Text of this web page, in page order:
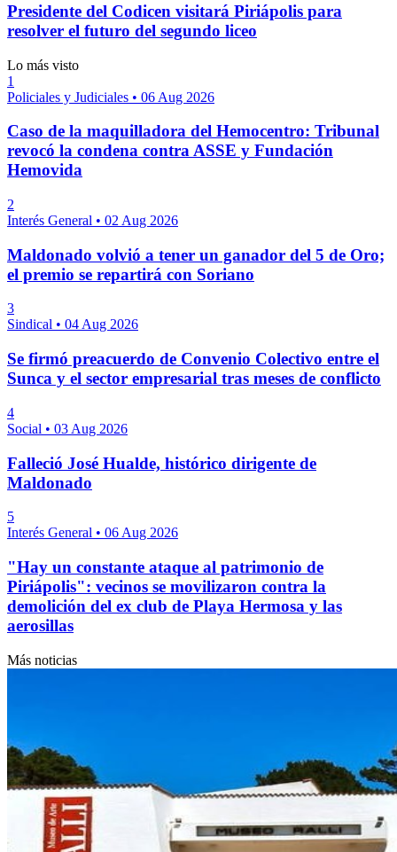
Presidente del Codicen visitará Piriápolis para
resolver el futuro del segundo liceo
Lo más visto
1
Policiales y Judiciales • 06 Aug 2026
Caso de la maquilladora del Hemocentro: Tribunal
revocó la condena contra ASSE y Fundación
Hemovida
2
Interés General • 02 Aug 2026
Maldonado volvió a tener un ganador del 5 de Oro;
el premio se repartirá con Soriano
3
Sindical • 04 Aug 2026
Se firmó preacuerdo de Convenio Colectivo entre el
Sunca y el sector empresarial tras meses de conflicto
4
Social • 03 Aug 2026
Falleció José Hualde, histórico dirigente de
Maldonado
5
Interés General • 06 Aug 2026
"Hay un constante ataque al patrimonio de
Piriápolis": vecinos se movilizaron contra la
demolición del ex club de Playa Hermosa y las
aerosillas
Más noticias